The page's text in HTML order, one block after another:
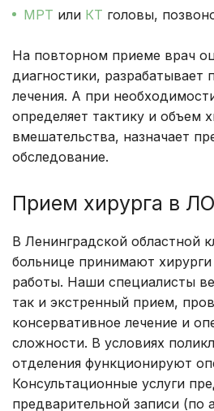
МРТ или КТ головы,
На повторном приеме врач
диагностики, разрабатывает
лечения. А при
определяет тактику и объем
вмешательства, назначает
обследование.
Прием хирурга в
В Ленинградской областной
больнице принимают
работы. Наши специалисты
так и экстренный прием,
консервативное лечение и
сложности. В условиях
отделения функционируют
Консультационные услуги
предварительной записи (по